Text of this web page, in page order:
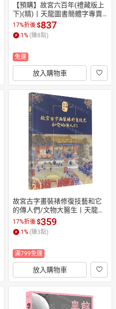
【預購】故宮六百年(禮藏版上
下)(精)丨天龍圖書簡體字專賣
店丨9787507562750 (tl2605)
17%折後$837
1 % (賺8點)
免運
放入購物車
故宮古字畫裝裱修復技藝和它
的傳人們/文物大醫生丨天龍圖
書簡體字專賣店丨9787559204
936 (tl2609)
17%折後$359
1% (賺3點)
滿799免運
放入購物車